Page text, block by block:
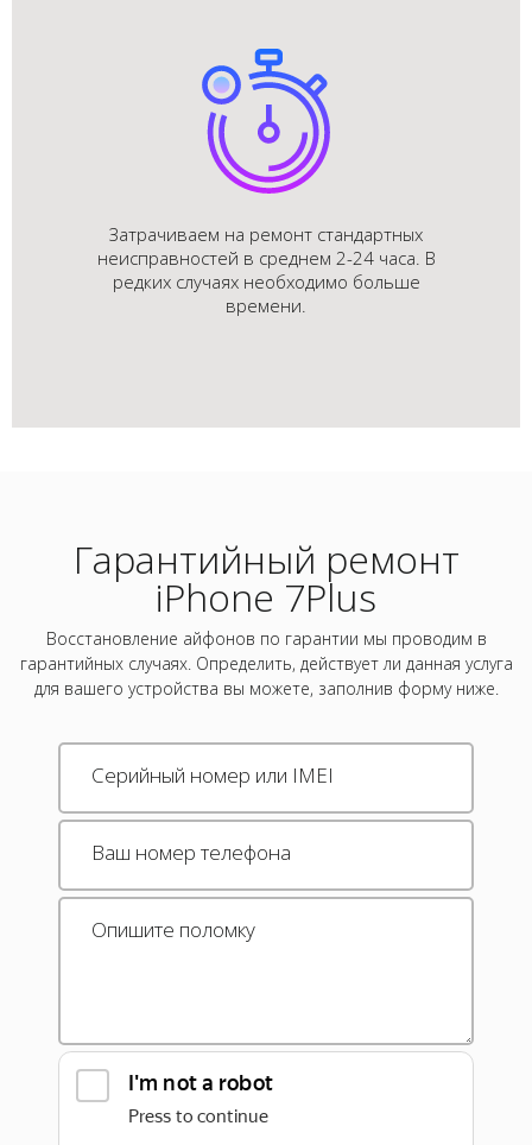
Затрачиваем на ремонт стандартных
неисправностей в среднем 2-24 часа. В
редких случаях необходимо больше
времени.
Гарантийный ремонт
iPhone 7Plus
Восстановление айфонов по гарантии мы проводим в
гарантийных случаях. Определить, действует ли данная услуга
для вашего устройства вы можете, заполнив форму ниже.